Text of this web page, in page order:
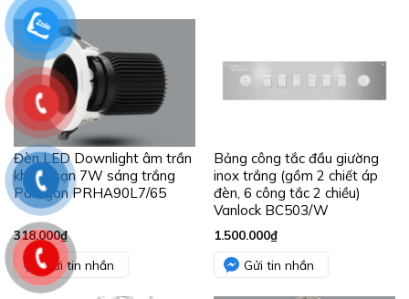
Đèn LED Downlight âm trần
khách sạn 7W sáng trắng
Paragon PRHA90L7/65
318.000₫
Gửi tin nhắn
Bảng công tắc đầu giường
inox trắng (gồm 2 chiết áp
đèn, 6 công tắc 2 chiều)
Vanlock BC503/W
1.500.000₫
Gửi tin nhắn